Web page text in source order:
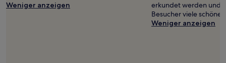
Weniger anzeigen
erkundet werden und
Besucher viele schöne
Weniger anzeigen